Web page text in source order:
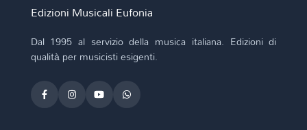
Edizioni Musicali Eufonia
Dal 1995 al servizio della musica italiana. Edizioni di
qualità per musicisti esigenti.